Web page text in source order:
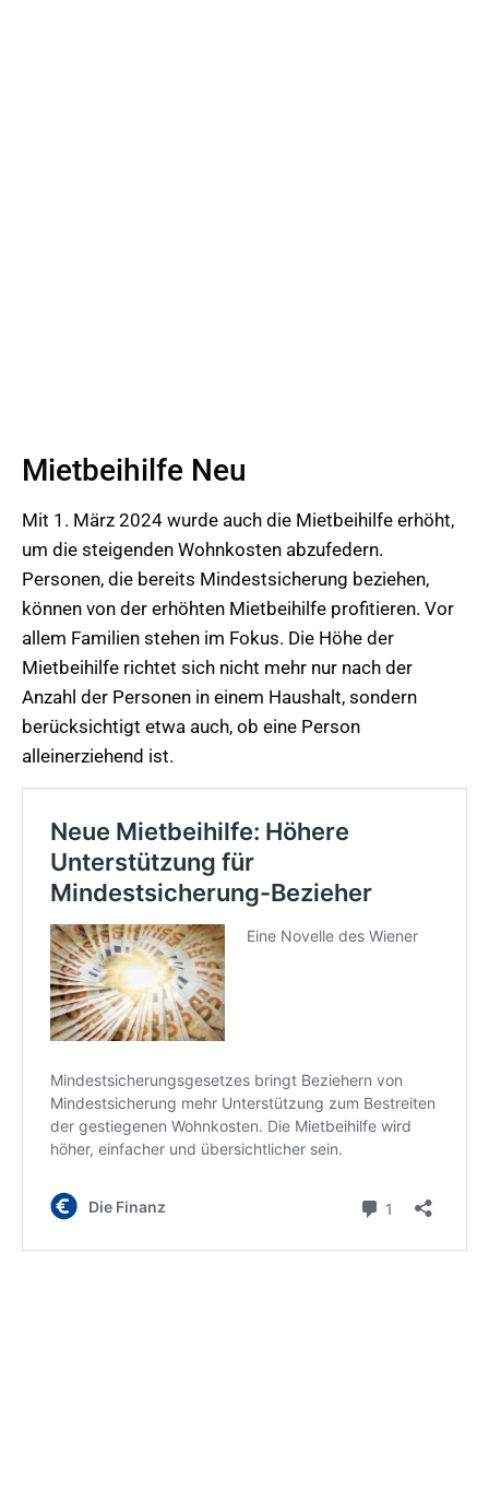
Mietbeihilfe Neu
Mit 1. März 2024 wurde auch die Mietbeihilfe erhöht,
um die steigenden Wohnkosten abzufedern.
Personen, die bereits Mindestsicherung beziehen,
können von der erhöhten Mietbeihilfe profitieren. Vor
allem Familien stehen im Fokus. Die Höhe der
Mietbeihilfe richtet sich nicht mehr nur nach der
Anzahl der Personen in einem Haushalt, sondern
berücksichtigt etwa auch, ob eine Person
alleinerziehend ist.